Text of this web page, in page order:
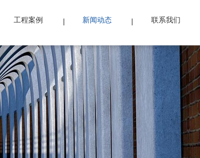
工程案例 新闻动态 联系我们